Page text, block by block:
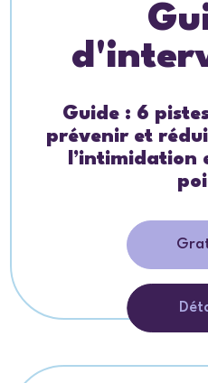
Guide : 6
prévenir et
l’intimidation